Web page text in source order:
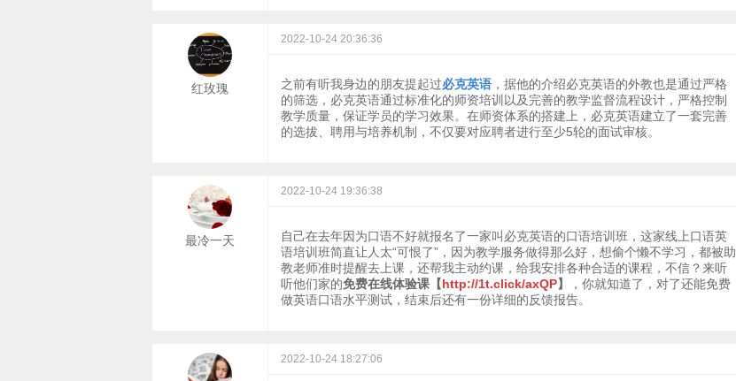
红玫瑰
2022-10-24 20:36:36
之前有听我身边的朋友提起过必克英语 ，据他的介绍必克英语的外教也是通过严格
的筛选，必克英语通过标准化的师资培训以及完善的教学监督流程设计，严格控制
教学质量，保证学员的学习效果。在师资体系的搭建上，必克英语建立了一套完善
的选拔、聘用与培养机制，不仅要对应聘者进行至少5轮的面试审核。
最冷一天
2022-10-24 19:36:38
自己在去年因为口语不好就报名了一家叫必克英语的口语培训班，这家线上口语英
语培训班简直让人太“可恨了”，因为教学服务做得那么好，想偷个懒不学习，都被助
教老师准时提醒去上课，还帮我主动约课，给我安排各种合适的课程，不信？来听
听他们家的免费在线体验课【http://1t.click/axQP】
，你就知道了，对了还能免费
做英语口语水平测试，结束后还有一份详细的反馈报告。
2022-10-24 18:27:06